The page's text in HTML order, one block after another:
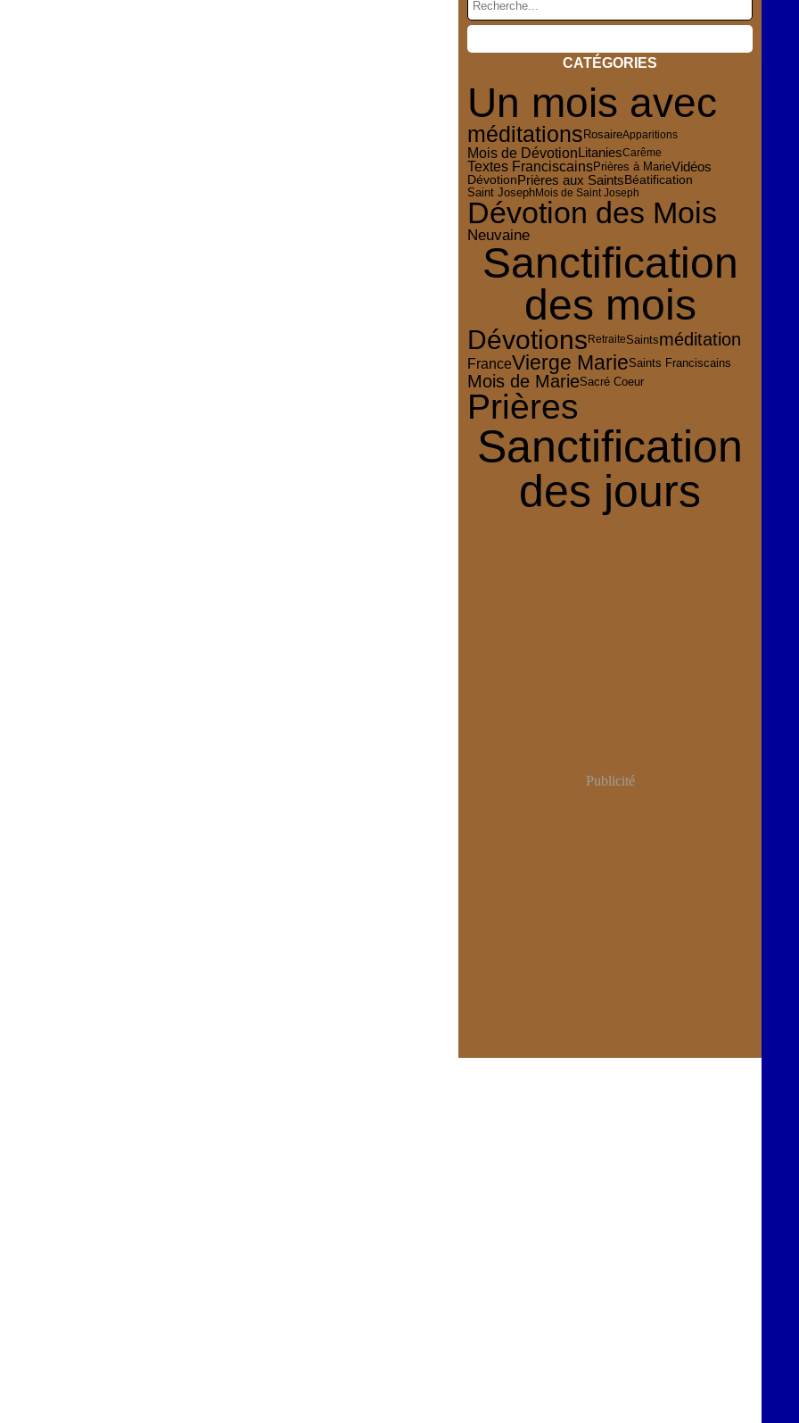
CATÉGORIES
Un mois avec
méditationsRosaireApparitions
Mois de Dévotion LitaniesCarême
Textes FranciscainsPrières à MarieVidéos
DévotionPrières aux Saints Béatification
Saint JosephMois de Saint Joseph
Dévotion des Mois
Neuvaine
Sanctification
des mois
Dévotions RetraiteSaintsméditation
FranceVierge MarieSaints Franciscains
Mois de MarieSacré Coeur
Prières
Sanctification
des jours
Publicité